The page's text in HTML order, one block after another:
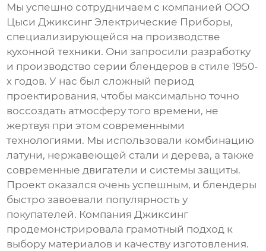
Мы успешно сотрудничаем с компанией ООО
Цыси Джиксинг Электрические Приборы,
специализирующейся на производстве
кухонной техники. Они запросили разработку
и производство серии блендеров в стиле 1950-
х годов. У нас был сложный период
проектирования, чтобы максимально точно
воссоздать атмосферу того времени, не
жертвуя при этом современными
технологиями. Мы использовали комбинацию
латуни, нержавеющей стали и дерева, а также
современные двигатели и системы защиты.
Проект оказался очень успешным, и блендеры
быстро завоевали популярность у
покупателей. Компания Джиксинг
продемонстрировала грамотный подход к
выбору материалов и качеству изготовления.